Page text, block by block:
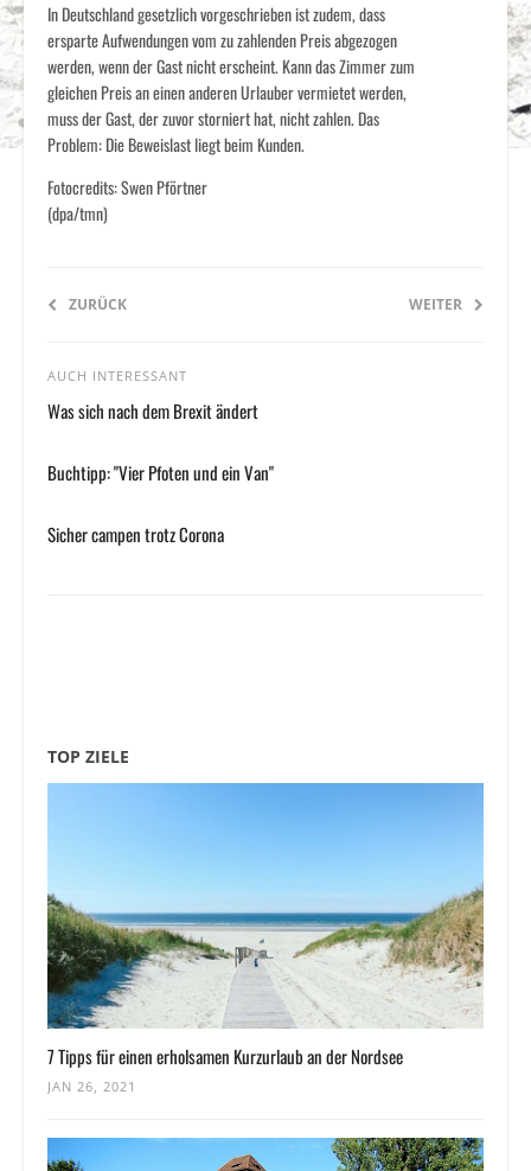
In Deutschland gesetzlich vorgeschrieben ist zudem, dass
ersparte Aufwendungen vom zu zahlenden Preis abgezogen
werden, wenn der Gast nicht erscheint. Kann das Zimmer zum
gleichen Preis an einen anderen Urlauber vermietet werden,
muss der Gast, der zuvor storniert hat, nicht zahlen. Das
Problem: Die Beweislast liegt beim Kunden.
Fotocredits: Swen Pförtner
(dpa/tmn)
ZURÜCK WEITER
AUCH INTERESSANT
Was sich nach dem Brexit ändert
Buchtipp: "Vier Pfoten und ein Van"
Sicher campen trotz Corona
TOP ZIELE
7 Tipps für einen erholsamen Kurzurlaub an der Nordsee
JAN 26, 2021